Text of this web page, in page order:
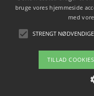
bruge vores hjemmeside
med
STRENGT NØDVENDIGE
TILLAD COOKIES